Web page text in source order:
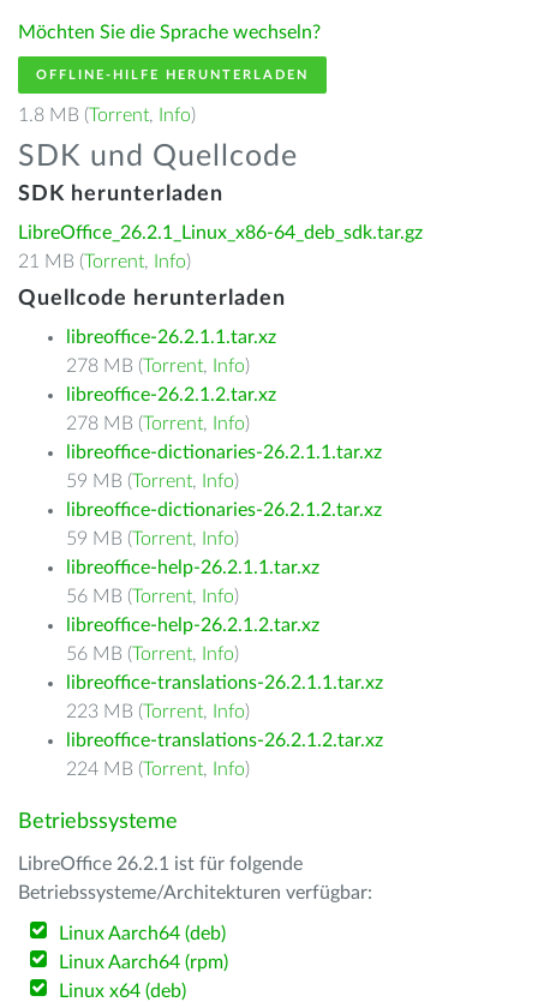
Möchten Sie die Sprache wechseln?
OFFLINE-HILFE HERUNTERLADEN
1.8 MB (Torrent, Info)
SDK und Quellcode
SDK herunterladen
LibreOffice_26.2.1_Linux_x86-64_deb_sdk.tar.gz
21 MB (Torrent, Info)
Quellcode herunterladen
libreoffice-26.2.1.1.tar.xz
278 MB (Torrent, Info)
libreoffice-26.2.1.2.tar.xz
278 MB (Torrent, Info)
libreoffice-dictionaries-26.2.1.1.tar.xz
59 MB (Torrent, Info)
libreoffice-dictionaries-26.2.1.2.tar.xz
59 MB (Torrent, Info)
libreoffice-help-26.2.1.1.tar.xz
56 MB (Torrent, Info)
libreoffice-help-26.2.1.2.tar.xz
56 MB (Torrent, Info)
libreoffice-translations-26.2.1.1.tar.xz
223 MB (Torrent, Info)
libreoffice-translations-26.2.1.2.tar.xz
224 MB (Torrent, Info)
Betriebssysteme
LibreOffice 26.2.1 ist für folgende
Betriebssysteme/Architekturen verfügbar:
Linux Aarch64 (deb)
Linux Aarch64 (rpm)
Linux x64 (deb)